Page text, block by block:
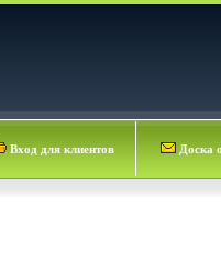
Вход для клиентов Доска